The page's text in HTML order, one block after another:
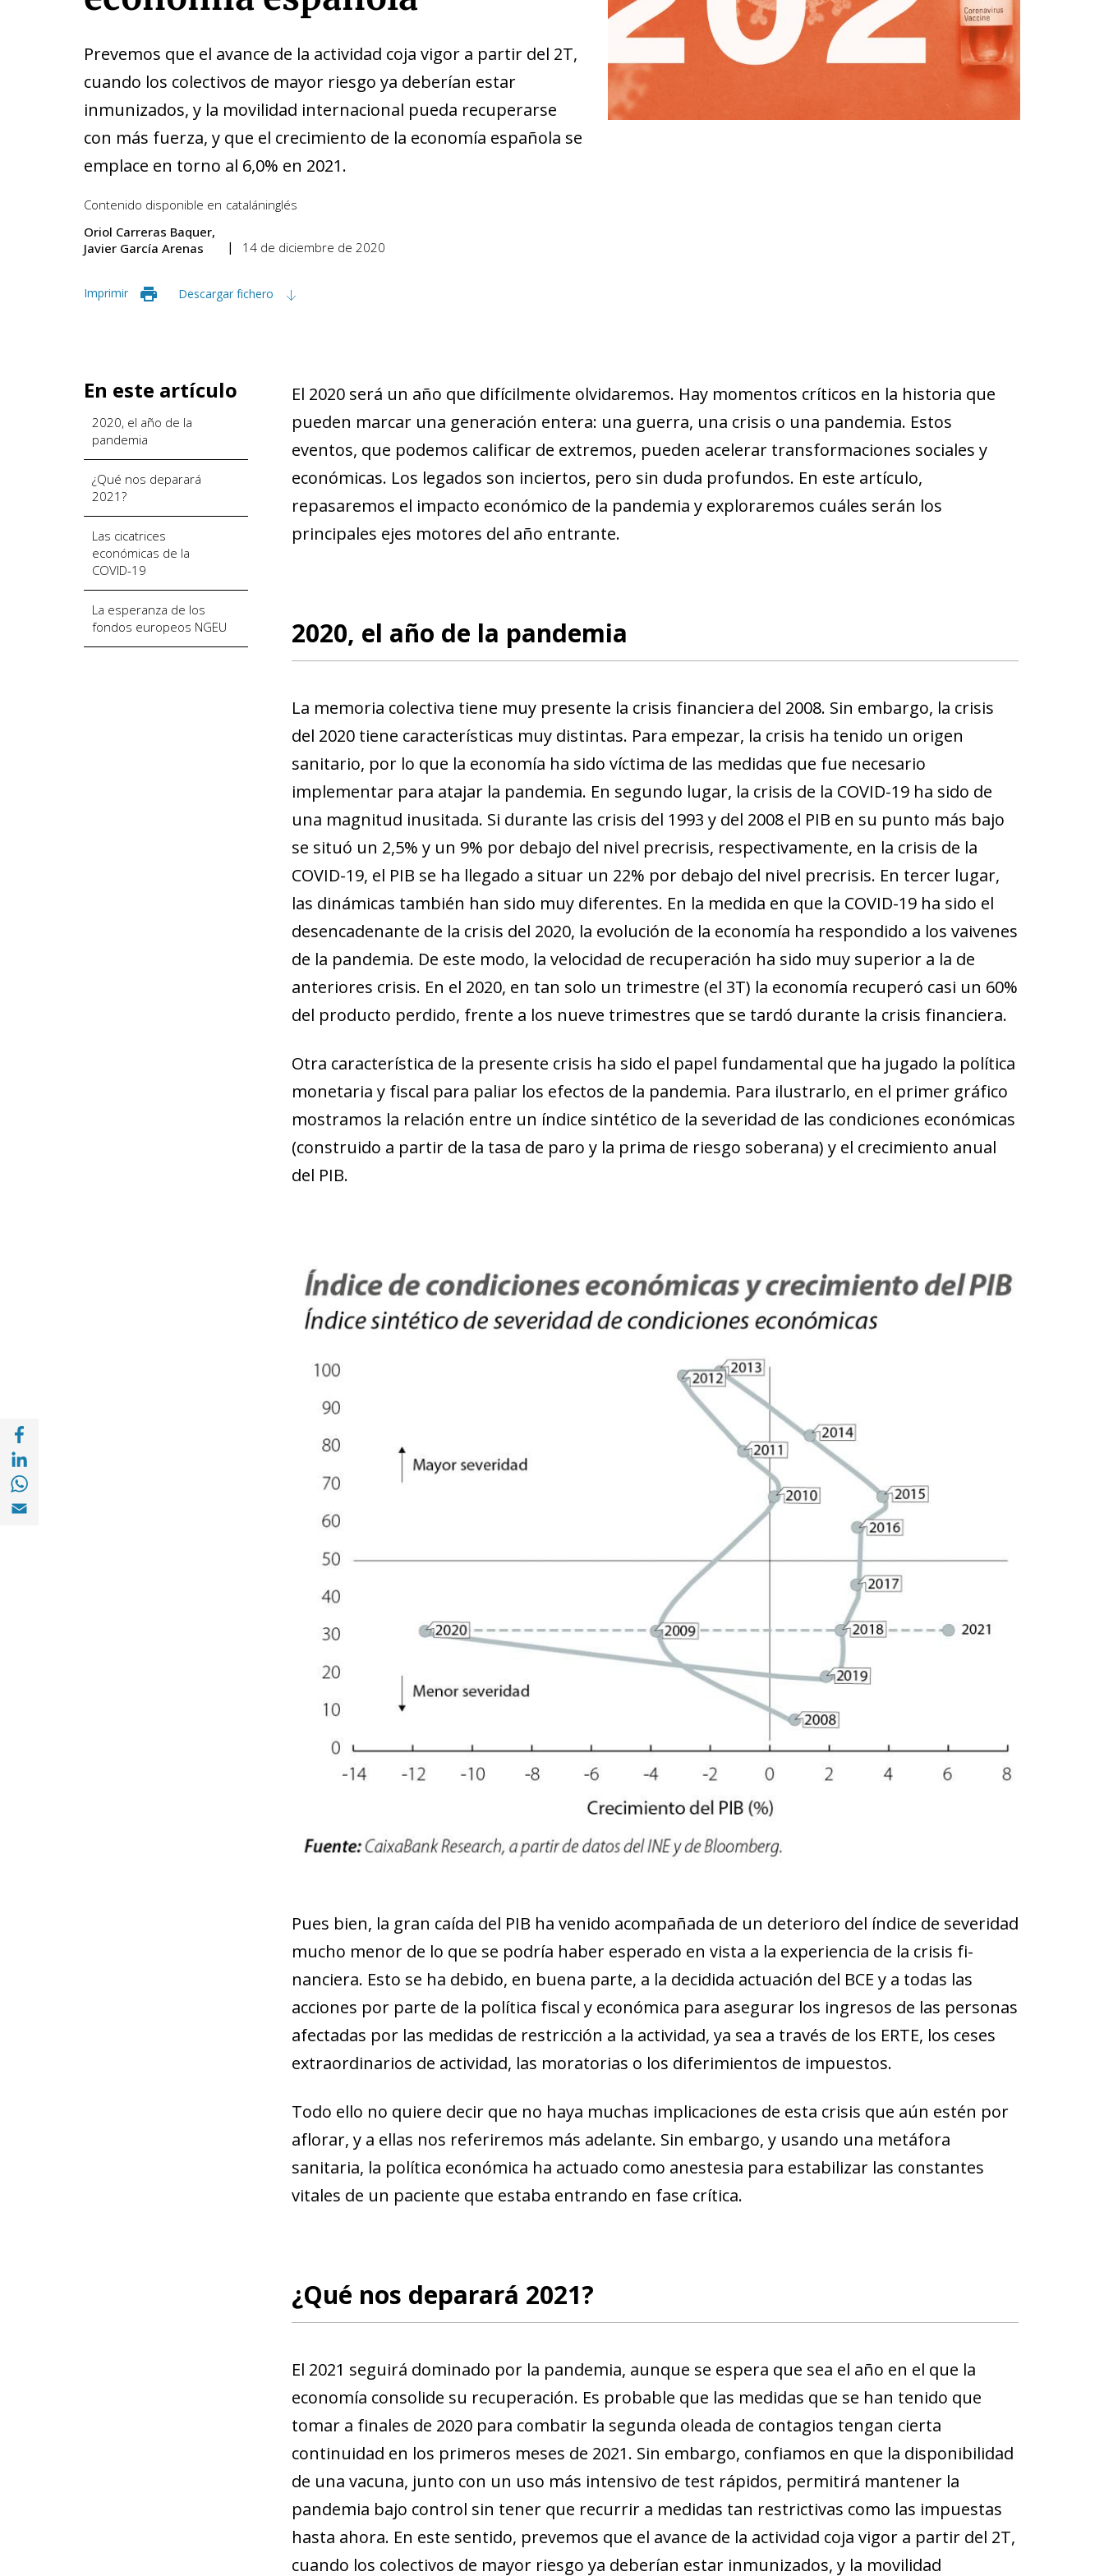
Prevemos que el avance de la actividad coja vigor a partir del 2T,
cuando los colectivos de mayor riesgo ya deberían estar
inmunizados, y la movilidad internacional pueda recuperarse
con más fuerza, y que el crecimiento de la economía española se
emplace en torno al 6,0% en 2021.
Contenido disponible en cataláninglés
Oriol Carreras Baquer
Javier García Arenas
14 de diciembre de 2020
Imprimir Descargar fichero
Compartir en with Linkedin (opens in a new window)
Compartir en with Whatsapp (opens in a new window)
En este artículo
2020, el año de la
pandemia
¿Qué nos deparará
2021?
Las cicatrices
económicas de la
COVID-19
La esperanza de los
fondos europeos NGEU
El 2020 será un año que difícilmente olvidaremos. Hay momentos críticos en la historia que
pueden marcar una generación entera: una guerra, una crisis o una pandemia. Estos
eventos, que podemos calificar de extremos, pueden acelerar transformaciones sociales y
económicas. Los legados son inciertos, pero sin duda profundos. En este artículo,
repasaremos el impacto económico de la pandemia y exploraremos cuáles serán los
principales ejes motores del año entrante.
2020, el año de la pandemia
La memoria colectiva tiene muy presente la crisis financiera del 2008. Sin embargo, la crisis
del 2020 tiene características muy distintas. Para empezar, la crisis ha tenido un origen
sanitario, por lo que la economía ha sido víctima de las medidas que fue necesario
implementar para atajar la pandemia. En segundo lugar, la crisis de la COVID-19 ha sido de
una magnitud inusitada. Si durante las crisis del 1993 y del 2008 el PIB en su punto más bajo
se situó un 2,5% y un 9% por debajo del nivel precrisis, respectivamente, en la crisis de la
COVID-19, el PIB se ha llegado a situar un 22% por debajo del nivel precrisis. En tercer lugar,
las dinámicas también han sido muy diferentes. En la medida en que la COVID-19 ha sido el
desencadenante de la crisis del 2020, la evolución de la economía ha respondido a los vaivenes
de la pandemia. De este modo, la velocidad de recuperación ha sido muy superior a la de
anteriores crisis. En el 2020, en tan solo un trimestre (el 3T) la economía recuperó casi un 60%
del producto perdido, frente a los nueve trimestres que se tardó durante la crisis financiera.
Otra característica de la presente crisis ha sido el papel fundamental que ha jugado la política
monetaria y fiscal para paliar los efectos de la pandemia. Para ilustrarlo, en el primer gráfico
mostramos la relación entre un índice sintético de la severidad de las condiciones económicas
(construido a partir de la tasa de paro y la prima de riesgo soberana) y el crecimiento anual
del PIB.
Pues bien, la gran caída del PIB ha venido acompañada de un de­­­­terioro del índice de severidad
mucho menor de lo que se podría haber esperado en vista a la experiencia de la crisis fi­­
nanciera. Esto se ha debido, en buena parte, a la decidida actuación del BCE y a todas las
acciones por parte de la política fiscal y económica para asegurar los ingresos de las personas
afectadas por las medidas de restricción a la actividad, ya sea a través de los ERTE, los ceses
extraordinarios de actividad, las moratorias o los diferimientos de impuestos.
Todo ello no quiere decir que no haya muchas implicaciones de esta crisis que aún estén por
aflorar, y a ellas nos referiremos más adelante. Sin embargo, y usando una metáfora
sanitaria, la política económica ha actuado como anestesia para estabilizar las constantes
vitales de un paciente que estaba entrando en fase crítica.
¿Qué nos deparará 2021?
El 2021 seguirá dominado por la pandemia, aunque se espera que sea el año en el que la
economía consolide su recuperación. Es probable que las medidas que se han tenido que
tomar a finales de 2020 para combatir la segunda oleada de contagios tengan cierta
continuidad en los primeros meses de 2021. Sin embargo, confiamos en que la disponibilidad
de una vacuna, junto con un uso más intensivo de test rápidos, permitirá mantener la
pandemia bajo control sin tener que recurrir a medidas tan restrictivas como las impuestas
hasta ahora. En este sentido, prevemos que el avance de la actividad coja vigor a partir del 2T,
cuando los colectivos de mayor riesgo ya deberían estar inmunizados, y la movilidad